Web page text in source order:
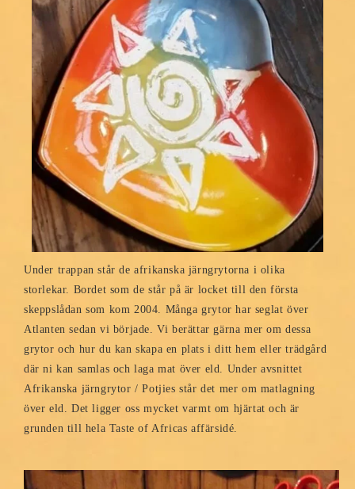
Under trappan står de afrikanska järngrytorna i olika
storlekar. Bordet som de står på är locket till den första
skeppslådan som kom 2004. Många grytor har seglat över
Atlanten sedan vi började. Vi berättar gärna mer om dessa
grytor och hur du kan skapa en plats i ditt hem eller trädgård
där ni kan samlas och laga mat över eld. Under avsnittet
Afrikanska järngrytor / Potjies står det mer om matlagning
över eld. Det ligger oss mycket varmt om hjärtat och är
grunden till hela Taste of Africas affärsidé.